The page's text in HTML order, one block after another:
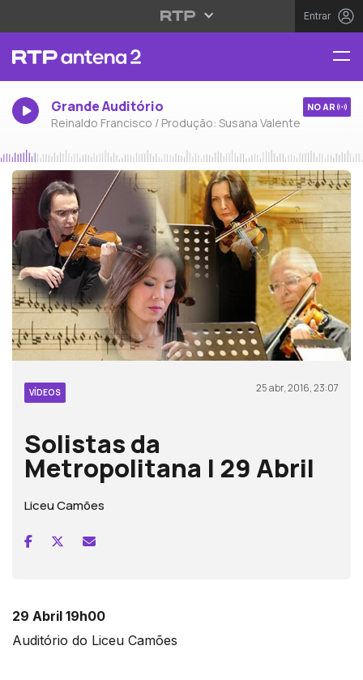
Entrar
Grande Auditório
Reinaldo Francisco / Produção: Susana Valente
NO AR
VÍDEOS 25 abr, 2016, 23:07
Solistas da
Metropolitana | 29 Abril
Liceu Camões
29 Abril 19h00
Auditório do Liceu Camões